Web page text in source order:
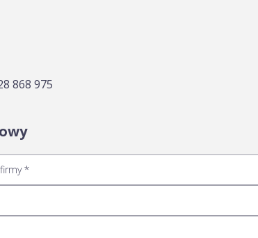
868 975